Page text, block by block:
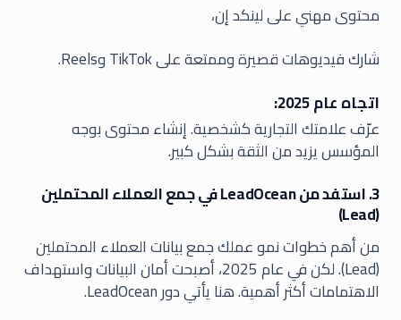
محتوى مهني على لينكد إن،
شارك فيديوهات قصيرة وممتعة على TikTok وReels.
اتجاه عام 2025:
عرّف علامتك التجارية كشخصية. إنشاء محتوى بوجه
المؤسس يزيد من الثقة بشكل كبير.
3. استفد من LeadOcean في جمع العملاء المحتملين
(Lead)
من أهم خطوات نمو عملك جمع بيانات العملاء المحتملين
(Lead). لكن في عام 2025، أصبحت أمان البيانات واستهداف
الاهتمامات أكثر أهمية. هنا يأتي دور LeadOcean.